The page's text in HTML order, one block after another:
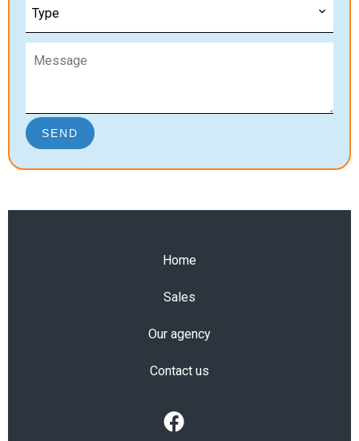
Type
SEND
Home
Sales
Our agency
Contact us